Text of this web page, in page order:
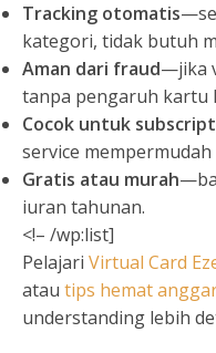
Tracking otomatis
kategori, tidak butuh
Aman dari fraud—jika
tanpa pengaruh kartu
Cocok untuk
service
Gratis atau murah
iuran tahunan.
<!– /wp:list]
Pelajari Virtual Card
atau tips hemat
understanding lebih